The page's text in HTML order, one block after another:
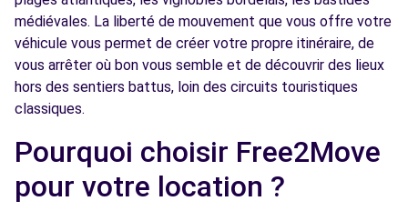
94 AVENUE DE L'ARGONNE
MERIGNAC, FR-33, 33700
Voir l'agence
Free2move Rent - S&You - MERIGNAC (P)
5.6 km
94 AVENUE DE L'ARGONNE
MERIGNAC, FR-33, 33700
médiévales. La liberté de mouvement que vous offre votre
véhicule vous permet de créer votre propre itinéraire, de
vous arrêter où bon vous semble et de découvrir des lieux
hors des sentiers battus, loin des circuits touristiques
classiques.
Pourquoi choisir Free2Move
pour votre location ?